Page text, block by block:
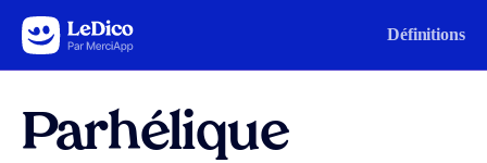
Aller au contenu Définitions
Parhélique